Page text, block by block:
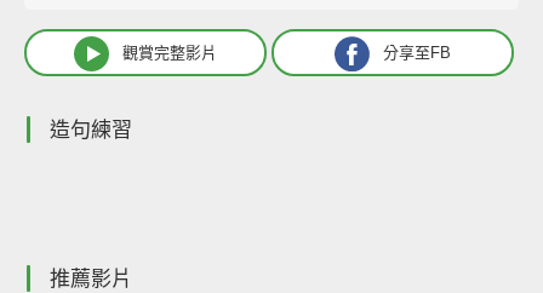
觀賞完整影片 分享至FB
造句練習
推薦影片